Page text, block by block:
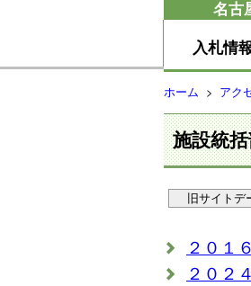
名古
入札情
ホーム > アク
施設統
旧サイトデ
２０１６
２０２４